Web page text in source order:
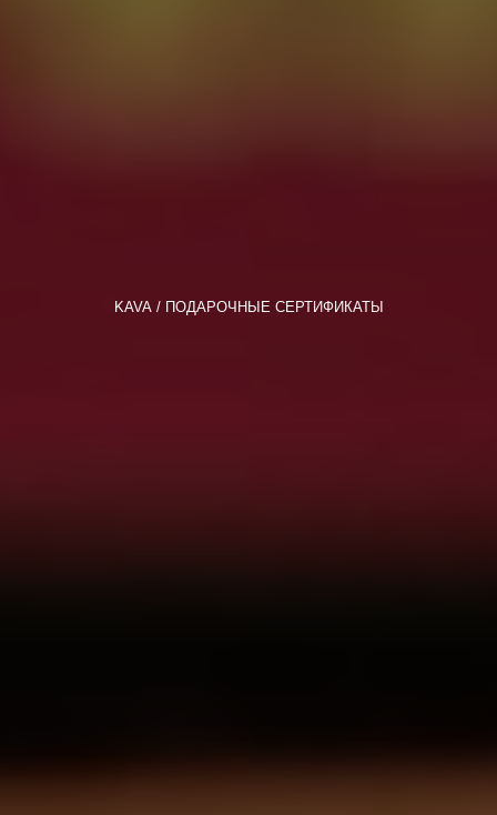
KAVA ПОДАРОЧНЫЕ СЕРТИФИКАТЫ